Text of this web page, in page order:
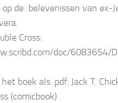
op de belevenissen van ex-
Cross:
doc/6083654/
boek als .pdf: Jack T.
(comicbook)